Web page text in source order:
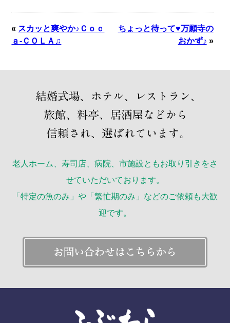
« スカッと爽やか♪Ｃｏｃ
ａ-ＣＯＬＡ♫
ちょっと待って♥万願寺の
おかず♪ »
老人ホーム、寿司店、病院、市施設ともお取り引きをさ
せていただいております。
「特定の魚のみ」や「繁忙期のみ」などのご依頼も大歓
迎です。